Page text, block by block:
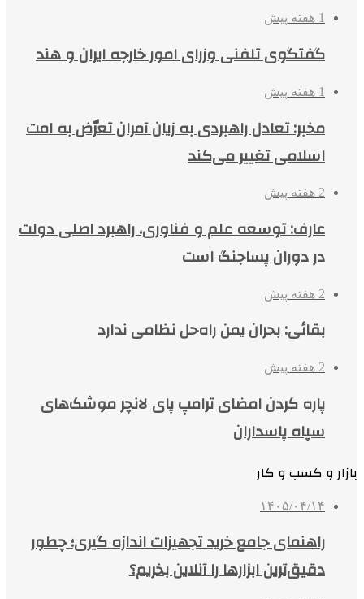
1 هفته پیش
گفتگوی تلفنی وزرای امور خارجه ایران و هند
1 هفته پیش
مخبر: تعادل راهبردی به زیان آمران تعرّض به امت
اسلامی تغییر می‌کند
2 هفته پیش
عارف: توسعه علم و فناوری، راهبرد اصلی دولت
در دوران پساجنگ است
2 هفته پیش
بقائی: بحران یمن راه‌حل نظامی ندارد
2 هفته پیش
پاره کردن امضای ترامپ پای لانچر موشک‌های
سپاه پاسداران
بازار و کسب و کار
۱۴۰۵/۰۴/۱۴
راهنمای جامع خرید تجهیزات اندازه گیری؛ چطور
دقیق‌ترین ابزارها را آنلاین بخریم؟